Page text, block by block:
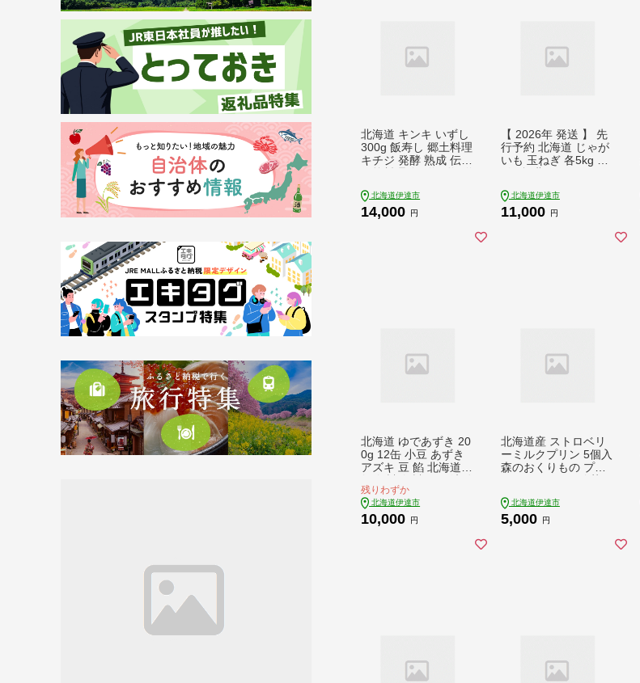
北海道 キンキ いずし
300g 飯寿し 郷土料理
キチジ 発酵 熟成 伝統
まみ お取り寄せ 冷凍
中井英策商店 送料無
北海道伊達市
14,000 円
【 2026年 発送 】 先
行予約 北海道 じゃが
いも 玉ねぎ 各5kg M-
ガイモ じゃが芋 馬鈴
薯 タマネギ たまねぎ
北海道伊達市
11,000 円
北海道 ゆであずき 20
0g 12缶 小豆 あずき
アズキ 豆 餡 北海道産
ぜんざい アイス かき
氷 和風 デザート スイ
ーツ おやつ 保存 備蓄
残りわずか
北海道伊達市
10,000 円
北海道産 ストロベリ
ーミルクプリン 5個入
森のおくりもの プリ
cca だて牛乳 ミルク
牛乳 すずあかね お菓
北海道伊達市
5,000 円